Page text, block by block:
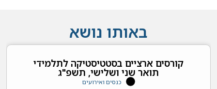
באותו נושא
קורסים ארציים בסטטיסטיקה לתלמידי
תואר שני ושלישי, תשפ"ג
כנסים ואירועים